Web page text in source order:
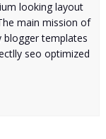
looking layout
main mission of
templates
seo optimized